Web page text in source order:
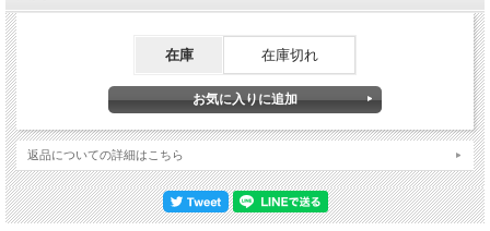
在庫 在庫切れ
返品についての詳細はこちら